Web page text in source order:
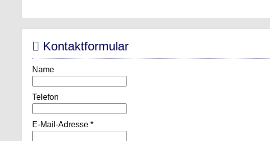
Kontaktformular
Name
Telefon
E-Mail-Adresse *